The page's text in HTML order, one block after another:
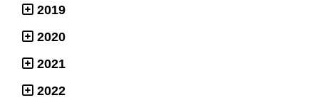
2019
2020
2021
2022